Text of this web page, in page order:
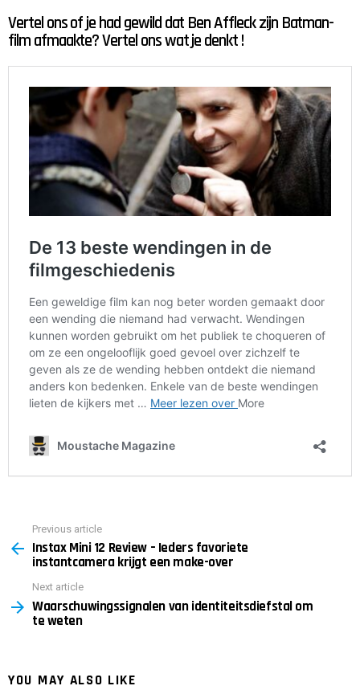
Vertel ons of je had gewild dat Ben Affleck zijn Batman-
film afmaakte? Vertel ons wat je denkt !
more
Previous article
Instax Mini 12 Review – Ieders favoriete
instantcamera krijgt een make-over
Next article
Waarschuwingssignalen van identiteitsdiefstal om
te weten
YOU MAY ALSO LIKE